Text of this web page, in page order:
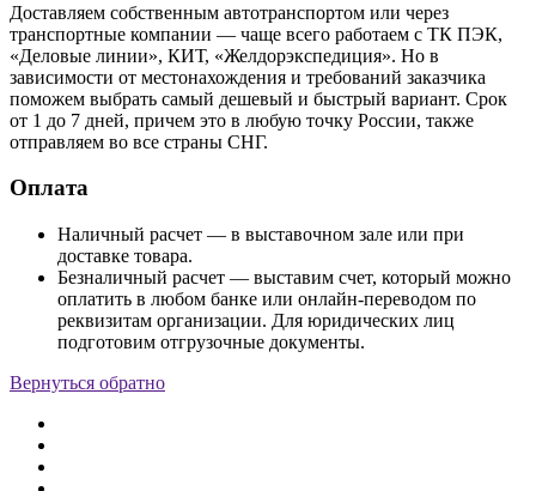
Доставляем собственным автотранспортом или через
транспортные компании — чаще всего работаем с ТК ПЭК,
«Деловые линии», КИТ, «Желдорэкспедиция». Но в
зависимости от местонахождения и требований заказчика
поможем выбрать самый дешевый и быстрый вариант. Срок
от 1 до 7 дней, причем это в любую точку России, также
отправляем во все страны СНГ.
Оплата
Наличный расчет — в выставочном зале или при
доставке товара.
Безналичный расчет — выставим счет, который можно
оплатить в любом банке или онлайн-переводом по
реквизитам организации. Для юридических лиц
подготовим отгрузочные документы.
Вернуться обратно